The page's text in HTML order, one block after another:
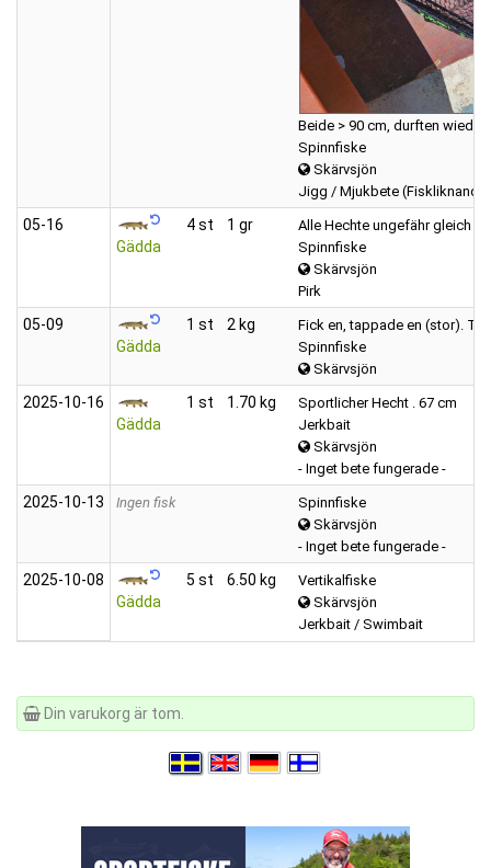
Beide > 90 cm, durften wieder
Spinnfiske
Skärvsjön
Jigg / Mjukbete (Fiskliknande)
05‑16
Gädda
4 st 1 gr
Alle Hechte ungefähr gleich
Spinnfiske
Skärvsjön
Pirk
05‑09
Gädda
1 st 2 kg
Fick en, tappade en (stor).
Spinnfiske
Skärvsjön
2025‑10‑16
Gädda
1 st 1.70 kg
Sportlicher Hecht . 67 cm
Jerkbait
Skärvsjön
- Inget bete fungerade -
2025‑10‑13 Ingen fisk
Spinnfiske
Skärvsjön
- Inget bete fungerade -
2025‑10‑08
Gädda
5 st 6.50 kg
Vertikalfiske
Skärvsjön
Jerkbait / Swimbait
Din varukorg är tom.